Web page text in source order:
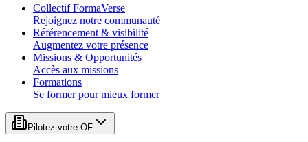
Collectif FormaVerse
Rejoignez notre communauté
Référencement & visibilité
Augmentez votre présence
Missions & Opportunités
Accès aux missions
Formations
Se former pour mieux former
Pilotez votre OF